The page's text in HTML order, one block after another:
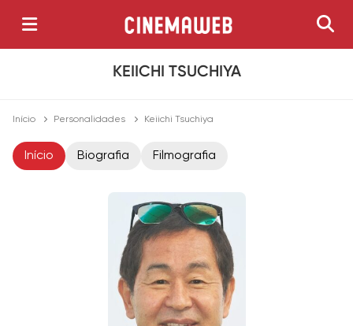
KEIICHI TSUCHIYA
Início Personalidades Keiichi Tsuchiya
Início Biografia Filmografia